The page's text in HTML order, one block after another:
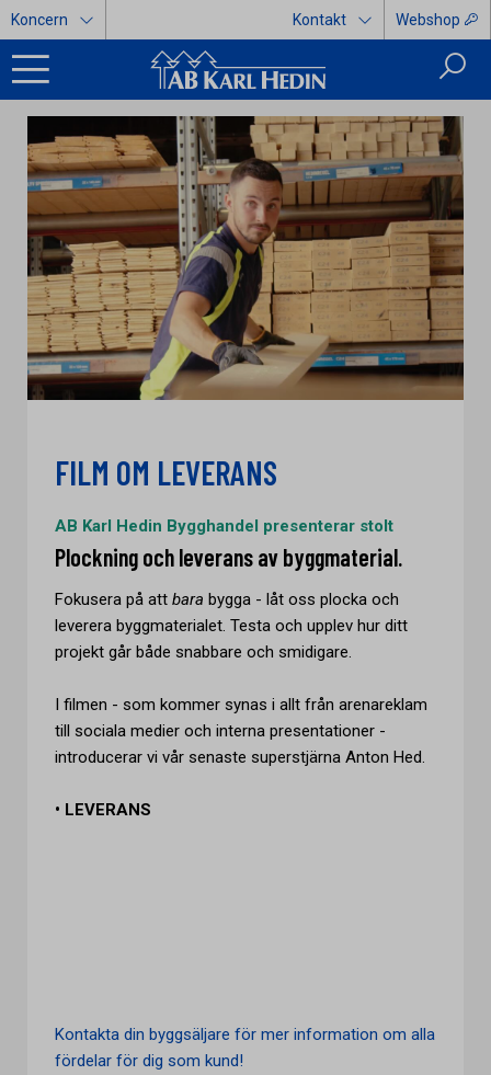
Koncern Kontakt Webshop
FILM OM LEVERANS
AB Karl Hedin Bygghandel presenterar stolt
Plockning och leverans av byggmaterial.
Fokusera på att bara bygga - låt oss plocka och
leverera byggmaterialet. Testa och upplev hur ditt
projekt går både snabbare och smidigare.
I filmen - som kommer synas i allt från arenareklam
till sociala medier och interna presentationer -
introducerar vi vår senaste superstjärna Anton Hed.
• LEVERANS
Kontakta din byggsäljare för mer information om alla
fördelar för dig som kund!